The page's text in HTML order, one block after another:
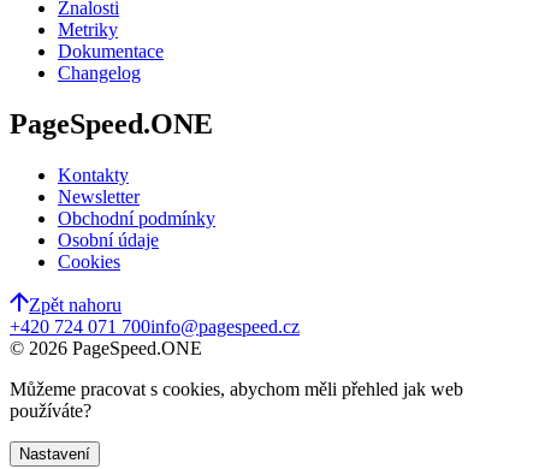
Znalosti
Metriky
Dokumentace
Changelog
PageSpeed.ONE
Kontakty
Newsletter
Obchodní podmínky
Osobní údaje
Cookies
Zpět nahoru
+420 724 071 700info@pagespeed.cz
© 2026 PageSpeed.ONE
Můžeme pracovat s cookies, abychom měli přehled jak web
používáte?
Nastavení